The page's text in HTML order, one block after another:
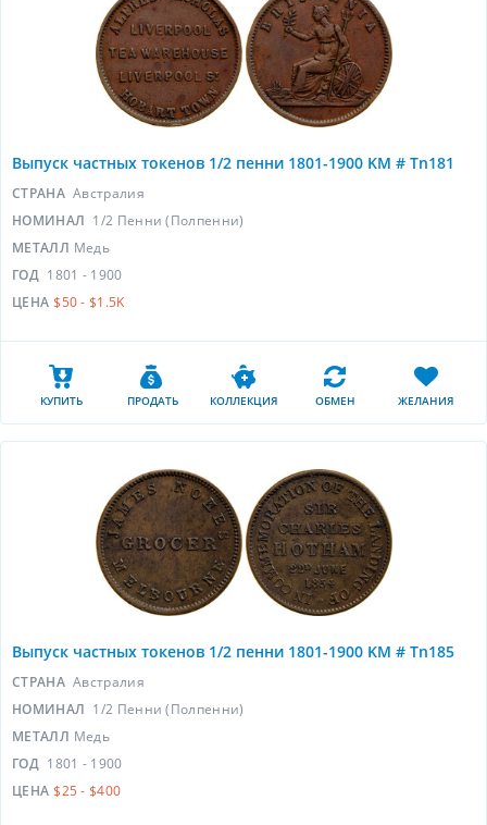
Выпуск частных токенов 1/2 пенни 1801-1900 KM # Tn181
СТРАНА Австралия
НОМИНАЛ 1/2 Пенни (Полпенни)
МЕТАЛЛ Медь
ГОД 1801 - 1900
ЦЕНА $50 - $1.5K
КУПИТЬ ПРОДАТЬ КОЛЛЕКЦИЯ ОБМЕН ЖЕЛАНИЯ
Выпуск частных токенов 1/2 пенни 1801-1900 KM # Tn185
СТРАНА Австралия
НОМИНАЛ 1/2 Пенни (Полпенни)
МЕТАЛЛ Медь
ГОД 1801 - 1900
ЦЕНА $25 - $400